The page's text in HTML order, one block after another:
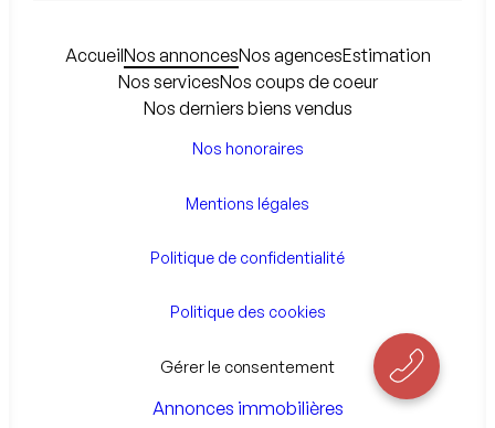
AccueilNos annoncesNos agencesEstimation
Nos servicesNos coups de coeur
Nos derniers biens vendus
Nos honoraires
Mentions légales
Politique de confidentialité
Politique des cookies
Gérer le consentement
Annonces immobilières